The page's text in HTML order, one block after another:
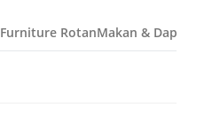
Furniture RotanMakan & Dapur